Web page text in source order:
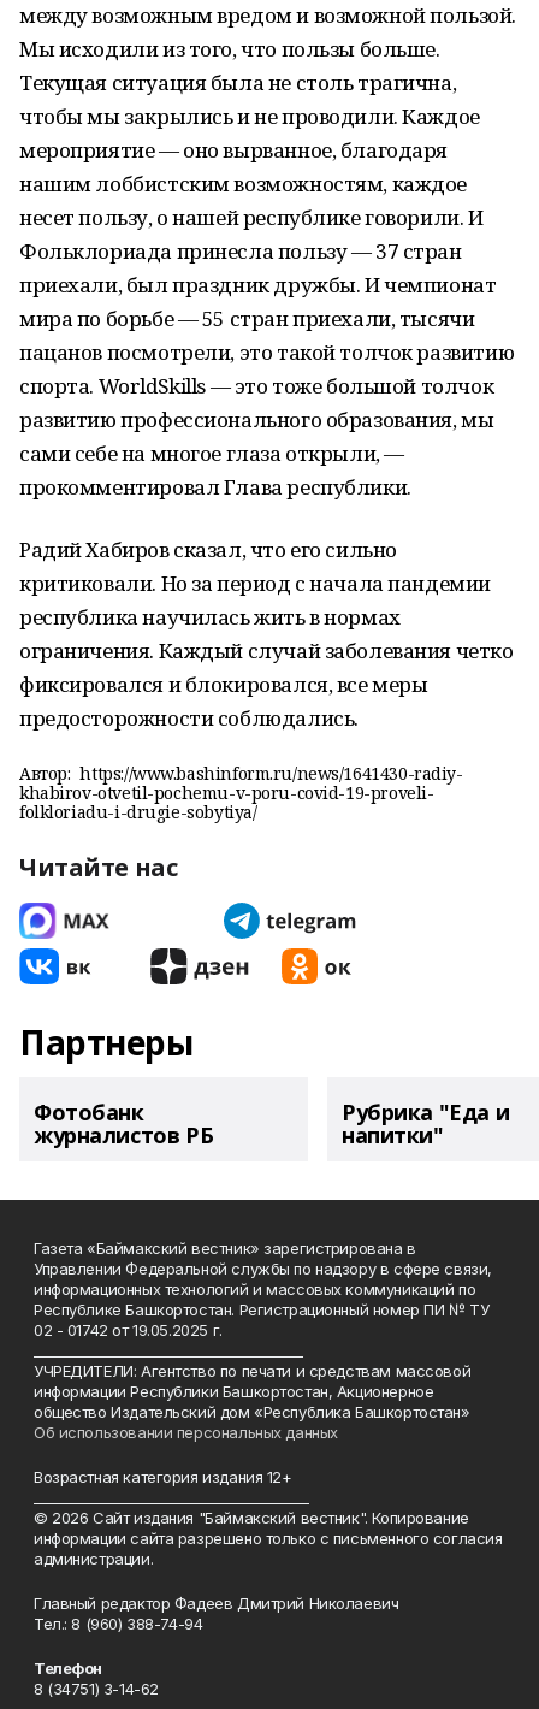
между возможным вредом и возможной пользой.
Мы исходили из того, что пользы больше.
Текущая ситуация была не столь трагична,
чтобы мы закрылись и не проводили. Каждое
мероприятие — оно вырванное, благодаря
нашим лоббистским возможностям, каждое
несет пользу, о нашей республике говорили. И
Фольклориада принесла пользу — 37 стран
приехали, был праздник дружбы. И чемпионат
мира по борьбе — 55 стран приехали, тысячи
пацанов посмотрели, это такой толчок развитию
спорта. WorldSkills — это тоже большой толчок
развитию профессионального образования, мы
сами себе на многое глаза открыли, —
прокомментировал Глава республики.
Радий Хабиров сказал, что его сильно
критиковали. Но за период с начала пандемии
республика научилась жить в нормах
ограничения. Каждый случай заболевания четко
фиксировался и блокировался, все меры
предосторожности соблюдались.
Автор: https://www.bashinform.ru/news/1641430-radiy-
khabirov-otvetil-pochemu-v-poru-covid-19-proveli-
folkloriadu-i-drugie-sobytiya/
Читайте нас
Партнеры
Фотобанк
журналистов РБ
Рубрика "Еда и
напитки"
Газета «Баймакский вестник» зарегистрирована в
Управлении Федеральной службы по надзору в сфере связи,
информационных технологий и массовых коммуникаций по
Республике Башкортостан. Регистрационный номер ПИ № ТУ
02 - 01742 от 19.05.2025 г.
УЧРЕДИТЕЛИ: Агентство по печати и средствам массовой
информации Республики Башкортостан, Акционерное
общество Издательский дом «Республика Башкортостан»
Об использовании персональных данных
Возрастная категория издания 12+
© 2026 Сайт издания "Баймакский вестник". Копирование
информации сайта разрешено только с письменного согласия
администрации.
Главный редактор Фадеев Дмитрий Николаевич
Тел.: 8 (960) 388-74-94
Телефон
8 (34751) 3-14-62